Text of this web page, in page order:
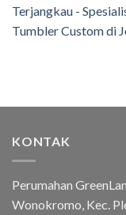
Terjangkau -
Tumbler Custom di
KONTAK
Perumahan
Wonokromo, Kec.